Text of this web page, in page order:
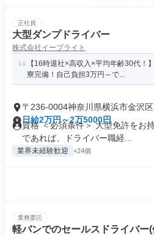
正社員
大型ダンプドライバー
株式会社イーブライト
【16時退社×高収入×平均年齢30代！
寮完備！自己負担3万円～で...
〒236-0004神奈川県横浜市金沢
日給2万円～2万5000円
資格 ＜必須条件＞ 大型免許をお
であれば、ドライバー職経...
業界未経験歓迎 +24個
業務委託
軽バンでのセールスドライバー